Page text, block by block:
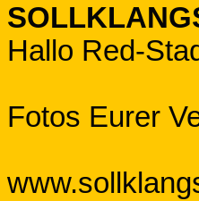
Hallo Red-
Fotos Eurer